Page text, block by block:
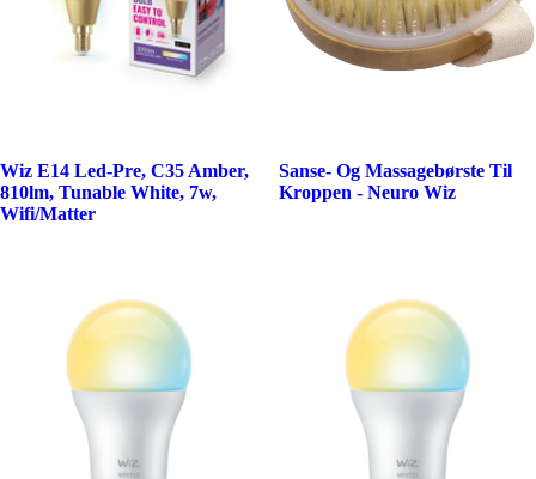
Wiz E14 Led-Pre, C35 Amber,
810lm, Tunable White, 7w,
Wifi/Matter
Sanse- Og Massagebørste Til
Kroppen - Neuro Wiz